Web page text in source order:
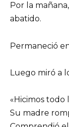
Por la
abatido.
Permaneció
Luego miró a
«Hicimos
Su madre